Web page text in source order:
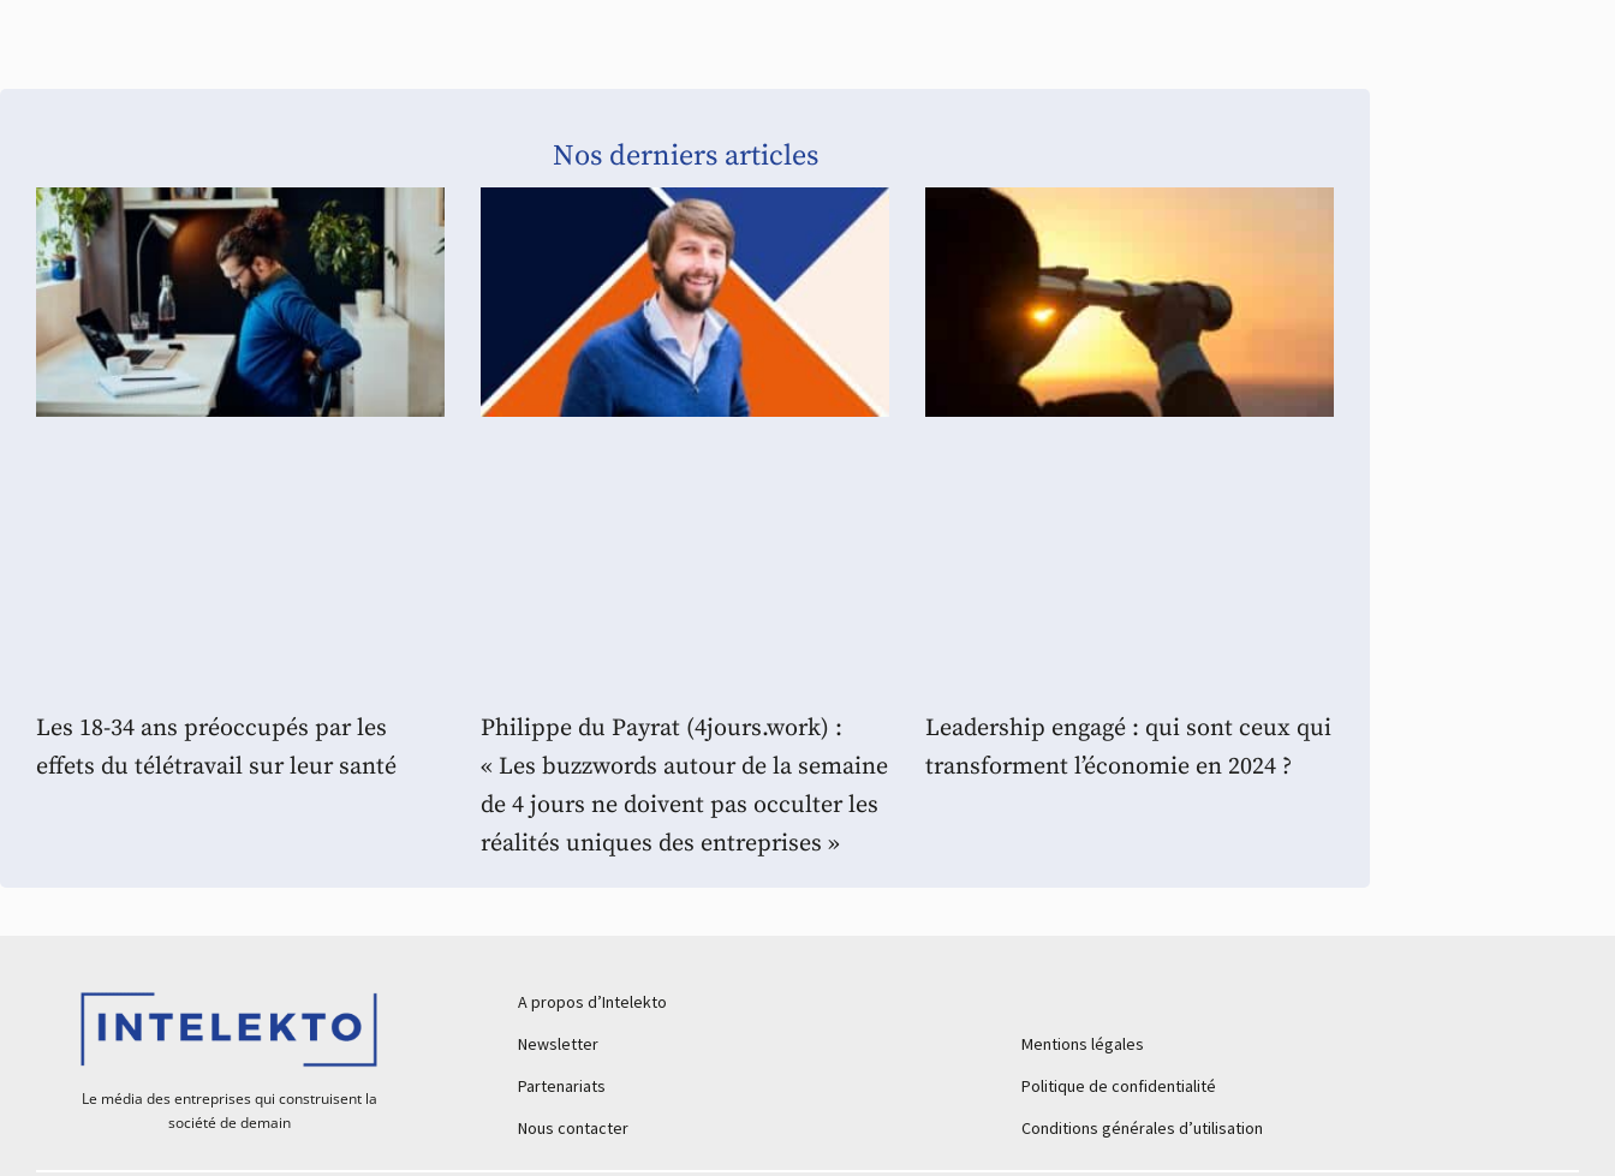
Nos derniers articles
Les 18-34 ans préoccupés par les
effets du télétravail sur leur santé
Philippe du Payrat (4jours.work) :
« Les buzzwords autour de la semaine
de 4 jours ne doivent pas occulter les
réalités uniques des entreprises »
Leadership engagé : qui sont ceux qui
transforment l’économie en 2024 ?
Le média des entreprises qui construisent la
société de demain
A propos d’Intelekto
Newsletter
Partenariats
Nous contacter
Mentions légales
Politique de confidentialité
Conditions générales d’utilisation